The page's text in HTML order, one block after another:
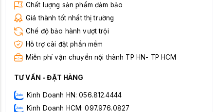
Chất lượng sản phẩm đảm bảo
Giá thành tốt nhất thị trường
Chế độ bảo hành vượt trội
Hỗ trợ cài đặt phần mềm
Miễn phí vận chuyển nội thành TP HN- TP HCM
TƯ VẤN - ĐẶT HÀNG
Kinh Doanh HN: 056.812.4444
Kinh Doanh HCM: 097.976.0827